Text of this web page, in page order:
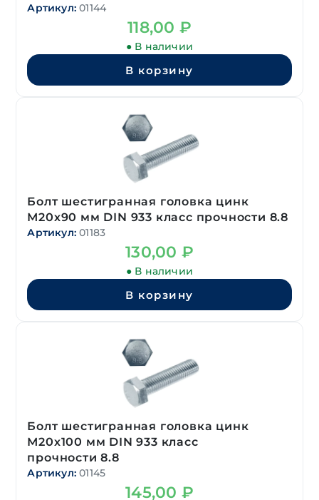
Артикул: 01144
118,00 ₽
● В наличии
В корзину
Болт шестигранная головка цинк
М20х90 мм DIN 933 класс прочности 8.8
Артикул: 01183
130,00 ₽
● В наличии
В корзину
Болт шестигранная головка цинк
М20х100 мм DIN 933 класс
прочности 8.8
Артикул: 01145
145,00 ₽